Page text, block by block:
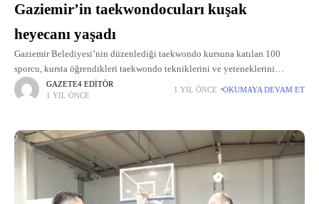
Gaziemir’in taekwondocuları kuşak
heyecanı yaşadı
Gaziemir Belediyesi’nin düzenlediği taekwondo kursuna katılan 100
sporcu, kursta öğrendikleri taekwondo tekniklerini ve yeteneklerini
sergileyerek bir üst kuşağa çıktı.
GAZETE4 EDITÖR
1 YIL ÖNCE
1 YIL ÖNCE OKUMAYA DEVAM ET